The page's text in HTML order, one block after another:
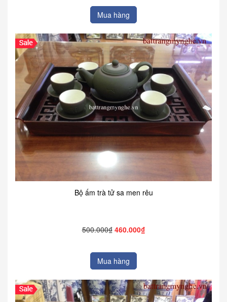
Mua hàng
Bộ ấm trà tử sa men rêu
500.000₫ 460.000₫
Mua hàng